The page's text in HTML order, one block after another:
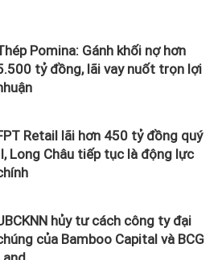
Pomina: Gánh khối nợ hơn
tỷ đồng, lãi vay nuốt trọn lợi
Retail lãi hơn 450 tỷ đồng quý
Long Châu tiếp tục là động lực
hủy tư cách công ty đại
của Bamboo Capital và BCG